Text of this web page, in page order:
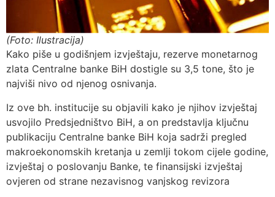
(Foto: Ilustracija)
Kako piše u godišnjem izvještaju, rezerve monetarnog
zlata Centralne banke BiH dostigle su 3,5 tone, što je
najviši nivo od njenog osnivanja.
Iz ove bh. institucije su objavili kako je njihov izvještaj
usvojilo Predsjedništvo BiH, a on predstavlja ključnu
publikaciju Centralne banke BiH koja sadrži pregled
makroekonomskih kretanja u zemlji tokom cijele godine,
izvještaj o poslovanju Banke, te finansijski izvještaj
ovjeren od strane nezavisnog vanjskog revizora